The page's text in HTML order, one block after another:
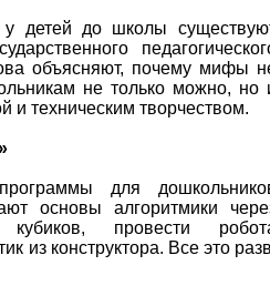
у детей до школы
объясняют, почему мифы
не только можно, но
и техническим творчеством.
для
основы алгоритмики
провести
из конструктора. Все это